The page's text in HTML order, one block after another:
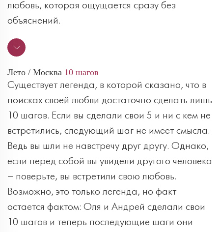
любовь, которая ощущается сразу без
объяснений.
Лето / Москва 10 шагов
Существует легенда, в которой сказано, что в
поисках своей любви достаточно сделать лишь
10 шагов. Если вы сделали свои 5 и ни с кем не
встретились, следующий шаг не имеет смысла.
Ведь вы шли не навстречу друг другу. Однако,
если перед собой вы увидели другого человека
– поверьте, вы встретили свою любовь.
Возможно, это только легенда, но факт
остается фактом: Оля и Андрей сделали свои
10 шагов и теперь последующие шаги они